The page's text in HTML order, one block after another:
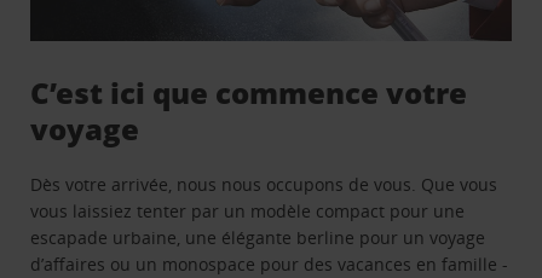
C’est ici que commence votre
voyage
Dès votre arrivée, nous nous occupons de vous. Que vous
vous laissiez tenter par un modèle compact pour une
escapade urbaine, une élégante berline pour un voyage
d’affaires ou un monospace pour des vacances en famille -